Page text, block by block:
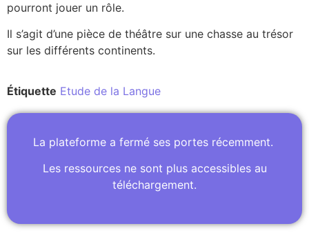
pourront jouer un rôle.
Il s’agit d’une pièce de théâtre sur une chasse au trésor
sur les différents continents.
Étiquette Etude de la Langue
La plateforme a fermé ses portes récemment.
Les ressources ne sont plus accessibles au
téléchargement.